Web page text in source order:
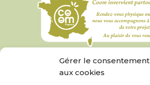
Gérer le consentement
aux cookies